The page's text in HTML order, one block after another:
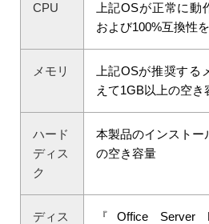
CPU
上記OSが正常に動
および100%互換性
メモリ
上記OSが推奨する
えて1GB以上の空き
ハード
ディス
ク
本製品のインストー
の空き容量
ディス
『Office Server